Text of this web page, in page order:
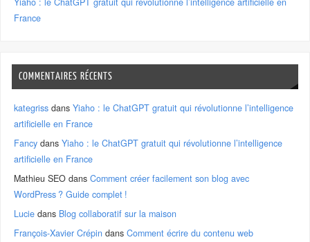
France
COMMENTAIRES RÉCENTS
kategriss dansYiaho : le ChatGPT gratuit qui révolutionne l’intelligence
artificielle en France
Fancy dansYiaho : le ChatGPT gratuit qui révolutionne l’intelligence
artificielle en France
Mathieu SEO dansComment créer facilement son blog avec
WordPress ? Guide complet !
Lucie dans Blog collaboratif sur la maison
François-Xavier Crépin dansComment écrire du contenu web